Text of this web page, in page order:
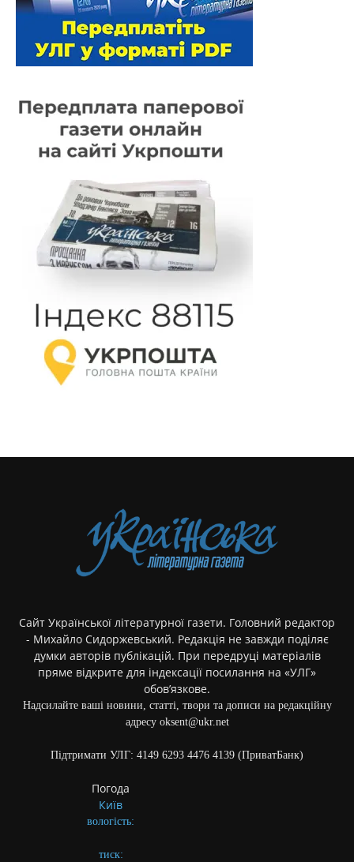
Сайт Української літературної газети. Головний редактор
- Михайло Сидоржевський. Редакція не завжди поділяє
думки авторів публікацій. При передруці матеріалів
пряме відкрите для індексації посилання на «УЛГ»
обов’язкове.
Надсилайте ваші новини, статті, твори та дописи на редакційну
адресу oksent@ukr.net
Підтримати УЛГ: 4149 6293 4476 4139 (ПриватБанк)
Погода
Київ
вологість:
тиск: